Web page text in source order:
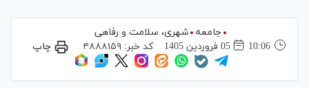
جامعه
شهری،‌ سلامت و رفاهی
10:06
05 فروردين 1405 کد خبر:۴۸۸۸۱۵۹ چاپ